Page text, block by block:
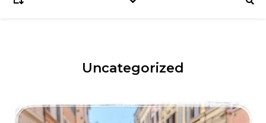
Uncategorized